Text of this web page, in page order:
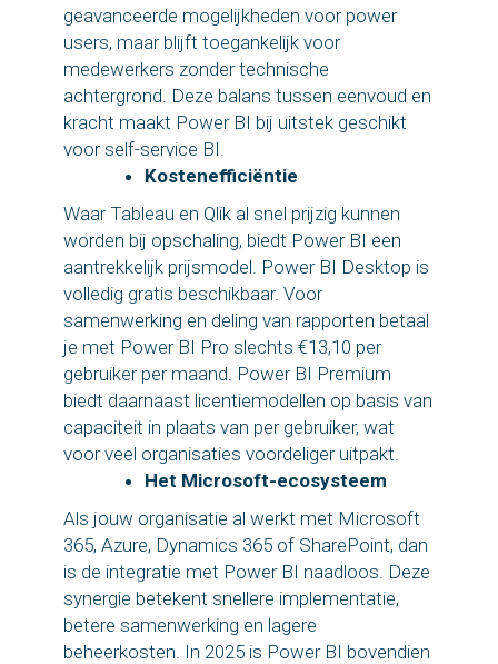
geavanceerde mogelijkheden voor power
users, maar blijft toegankelijk voor
medewerkers zonder technische
achtergrond. Deze balans tussen eenvoud en
kracht maakt Power BI bij uitstek geschikt
voor self-service BI.
Kostenefficiëntie
Waar Tableau en Qlik al snel prijzig kunnen
worden bij opschaling, biedt Power BI een
aantrekkelijk prijsmodel. Power BI Desktop is
volledig gratis beschikbaar. Voor
samenwerking en deling van rapporten betaal
je met Power BI Pro slechts €13,10 per
gebruiker per maand. Power BI Premium
biedt daarnaast licentiemodellen op basis van
capaciteit in plaats van per gebruiker, wat
voor veel organisaties voordeliger uitpakt.
Het Microsoft-ecosysteem
Als jouw organisatie al werkt met Microsoft
365, Azure, Dynamics 365 of SharePoint, dan
is de integratie met Power BI naadloos. Deze
synergie betekent snellere implementatie,
betere samenwerking en lagere
beheerkosten. In 2025 is Power BI bovendien